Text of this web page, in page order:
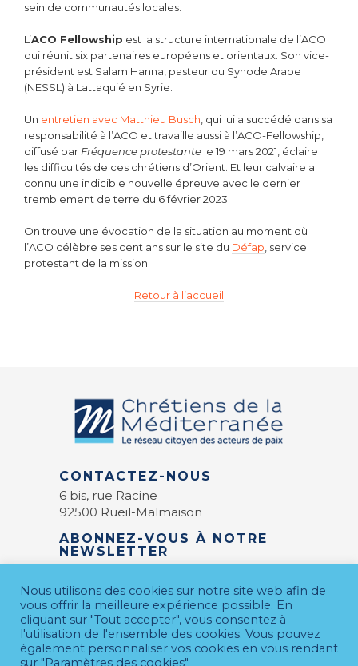
sein de communautés locales.
L’ACO Fellowship est la structure internationale de l’ACO
qui réunit six partenaires européens et orientaux. Son vice-
président est Salam Hanna, pasteur du Synode Arabe
(NESSL) à Lattaquié en Syrie.
Un entretien avec Matthieu Busch, qui lui a succédé dans sa
responsabilité à l’ACO et travaille aussi à l’ACO-Fellowship,
diffusé par Fréquence protestante le 19 mars 2021, éclaire
les difficultés de ces chrétiens d’Orient. Et leur calvaire a
connu une indicible nouvelle épreuve avec le dernier
tremblement de terre du 6 février 2023.
On trouve une évocation de la situation au moment où
l’ACO célèbre ses cent ans sur le site du Défap, service
protestant de la mission.
Retour à l’accueil
CONTACTEZ-NOUS
6 bis, rue Racine
92500 Rueil-Malmaison
ABONNEZ-VOUS À NOTRE
NEWSLETTER
E-mail*
Nous utilisons des cookies sur notre site web afin de
vous offrir la meilleure expérience possible. En
cliquant sur "Tout accepter", vous consentez à
l'utilisation de l'ensemble des cookies. Vous pouvez
également personnaliser vos cookies en vous rendant
sur "Paramètres des cookies".